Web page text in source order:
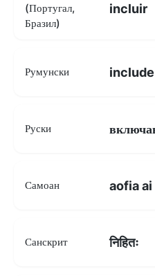
(Португал,
Бразил)
incluir
Румунски include
Руски
Самоан aofia ai
Санскрит निहितः